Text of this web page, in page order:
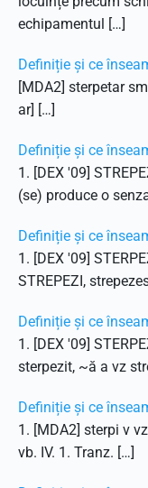
echipamentul […]
Definiție și ce
[MDA2] sterpetar
ar] […]
Definiție și ce
1. [DEX '09]
(se) produce o
Definiție și ce
1. [DEX '09]
STREPEZI,
Definiție și ce
1. [DEX '09]
sterpezit, ~ă a vz
Definiție și ce
1. [MDA2] sterpi v
vb. IV. 1. Tranz. […]